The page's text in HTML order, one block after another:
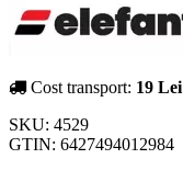
Cost transport: 19 Lei
SKU: 4529
GTIN: 6427494012984